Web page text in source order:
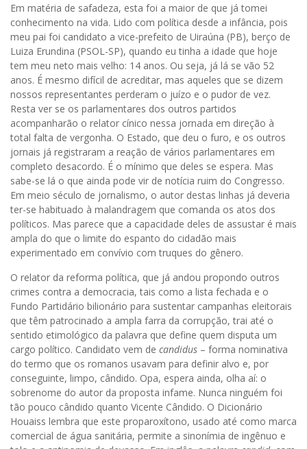
Em matéria de safadeza, esta foi a maior de que já tomei
conhecimento na vida. Lido com política desde a infância, pois
meu pai foi candidato a vice-prefeito de Uiraúna (PB), berço de
Luiza Erundina (PSOL-SP), quando eu tinha a idade que hoje
tem meu neto mais velho: 14 anos. Ou seja, já lá se vão 52
anos. É mesmo difícil de acreditar, mas aqueles que se dizem
nossos representantes perderam o juízo e o pudor de vez.
Resta ver se os parlamentares dos outros partidos
acompanharão o relator cínico nessa jornada em direção à
total falta de vergonha. O Estado, que deu o furo, e os outros
jornais já registraram a reação de vários parlamentares em
completo desacordo. É o mínimo que deles se espera. Mas
sabe-se lá o que ainda pode vir de notícia ruim do Congresso.
Em meio século de jornalismo, o autor destas linhas já deveria
ter-se habituado à malandragem que comanda os atos dos
políticos. Mas parece que a capacidade deles de assustar é mais
ampla do que o limite do espanto do cidadão mais
experimentado em convívio com truques do gênero.
O relator da reforma política, que já andou propondo outros
crimes contra a democracia, tais como a lista fechada e o
Fundo Partidário bilionário para sustentar campanhas eleitorais
que têm patrocinado a ampla farra da corrupção, trai até o
sentido etimológico da palavra que define quem disputa um
cargo político. Candidato vem de candidus – forma nominativa
do termo que os romanos usavam para definir alvo e, por
conseguinte, limpo, cândido. Opa, espera ainda, olha aí: o
sobrenome do autor da proposta infame. Nunca ninguém foi
tão pouco cândido quanto Vicente Cândido. O Dicionário
Houaiss lembra que este proparoxítono, usado até como marca
comercial de água sanitária, permite a sinonímia de ingênuo e